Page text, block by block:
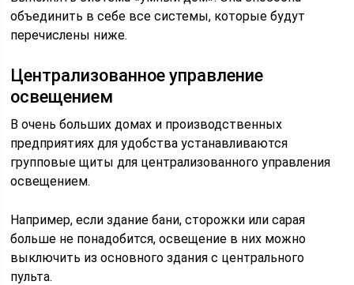
объединить в себе все системы, которые будут
перечислены ниже.
Централизованное управление
освещением
В очень больших домах и производственных
предприятиях для удобства устанавливаются
групповые щиты для централизованного управления
освещением.
Например, если здание бани, сторожки или сарая
больше не понадобится, освещение в них можно
выключить из основного здания с центрального
пульта.